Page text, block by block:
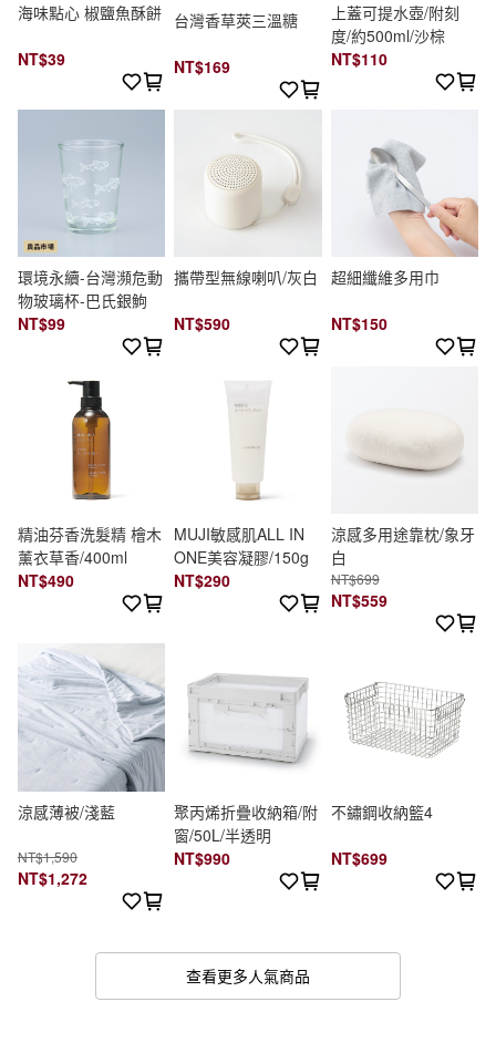
海味點心 椒鹽魚酥餅
NT$39
台灣香草莢三溫糖
NT$169
上蓋可提水壺/附刻
度/約500ml/沙棕
NT$110
環境永續-台灣瀕危動
物玻璃杯-巴氏銀鮈
NT$99
攜帶型無線喇叭/灰白
NT$590
超細纖維多用巾
NT$150
精油芬香洗髮精 檜木
薰衣草香/400ml
NT$490
MUJI敏感肌ALL IN
ONE美容凝膠/150g
NT$290
涼感多用途靠枕/象牙
白
NT$699
NT$559
涼感薄被/淺藍
NT$1,590
NT$1,272
聚丙烯折疊收納箱/附
窗/50L/半透明
NT$990
不鏽鋼收納籃4
NT$699
查看更多人氣商品